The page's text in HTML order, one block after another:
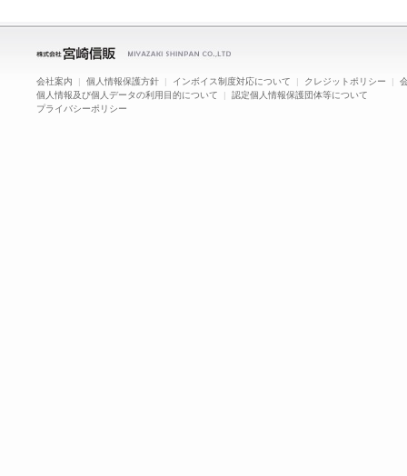
会社案内 | 個人情報保護方針 | インボイス制度対応について | クレジットポリシー |
個人情報及び個人データの利用目的について | 認定個人情報保護団体等について
プライバシーポリシー